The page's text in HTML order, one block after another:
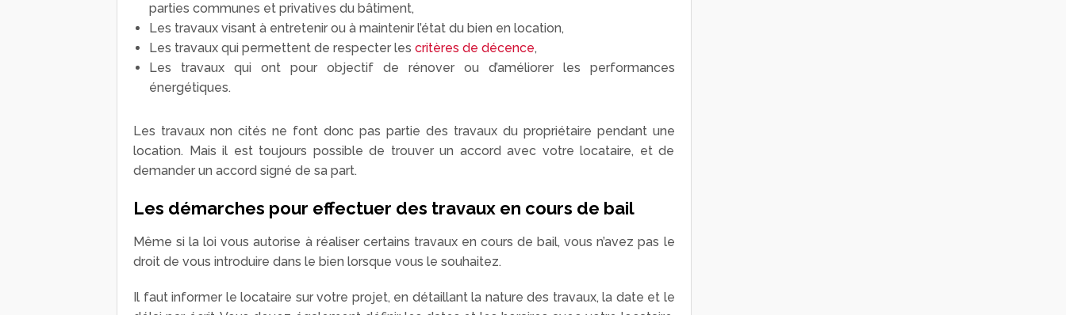
parties communes et privatives du bâtiment,
Les travaux visant à entretenir ou à maintenir l’état du bien en location,
Les travaux qui permettent de respecter les critères de décence,
Les travaux qui ont pour objectif de rénover ou d’améliorer les performances
énergétiques.
Les travaux non cités ne font donc pas partie des travaux du propriétaire pendant une
location. Mais il est toujours possible de trouver un accord avec votre locataire, et de
demander un accord signé de sa part.
Les démarches pour effectuer des travaux en cours de bail
Même si la loi vous autorise à réaliser certains travaux en cours de bail, vous n’avez pas le
droit de vous introduire dans le bien lorsque vous le souhaitez.
Il faut informer le locataire sur votre projet, en détaillant la nature des travaux, la date et le